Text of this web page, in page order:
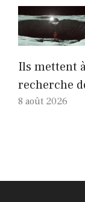
Ils mettent
recherche
8 août 2026